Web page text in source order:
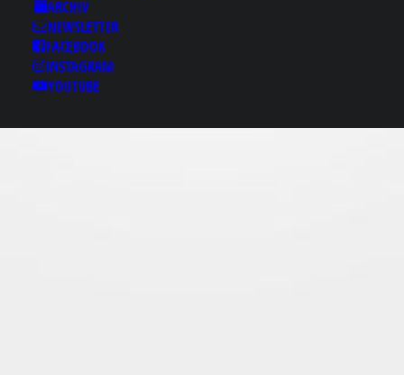
ARCHIV
NEWSLETTER
FACEBOOK
INSTAGRAM
YOUTUBE
게텔⒮macho2．c0m❃
마초의밤키스방 마초의
밤건마 마초의밤룸♀마